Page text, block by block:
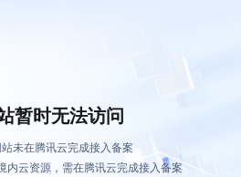
暂时无法访问
未在腾讯云完成接入备案
内云资源，需在腾讯云完成接入备案